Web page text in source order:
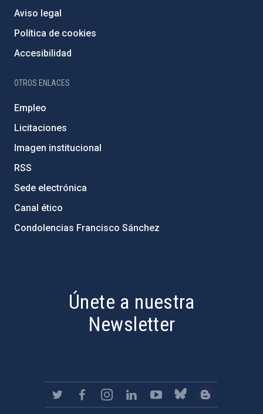
Aviso legal
Política de cookies
Accesibilidad
OTROS ENLACES
Empleo
Licitaciones
Imagen institucional
RSS
Sede electrónica
Canal ético
Condolencias Francisco Sánchez
Únete a nuestra
Newsletter